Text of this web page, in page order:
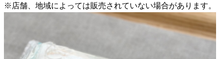
※店舗、地域によっては販売されていない場合があります。